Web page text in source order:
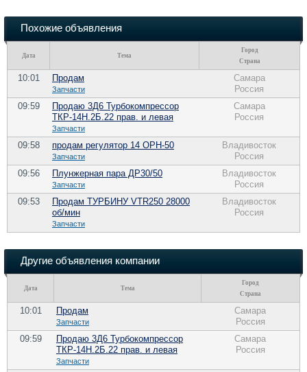
Похожие объявления
Дата Тема
Город
Страна
10:01 Продам
Запчасти
Самара
Россия
09:59
Продаю 3Д6 Турбокомпрессор
ТКР-14Н.2Б.22 прав. и левая
Запчасти
Самара
Россия
09:58 продам регулятор 14 ОРН-50
Запчасти
Владивосток
Россия
09:56
Плунжерная пара ДР30/50
Запчасти
Владивосток
Россия
09:53
Продам ТУРБИНУ VTR250 28000
об/мин
Запчасти
Владивосток
Россия
Другие объявления компании
Дата Тема
Город
Страна
10:01 Продам
Запчасти
Самара
Россия
09:59
Продаю 3Д6 Турбокомпрессор
ТКР-14Н.2Б.22 прав. и левая
Запчасти
Самара
Россия